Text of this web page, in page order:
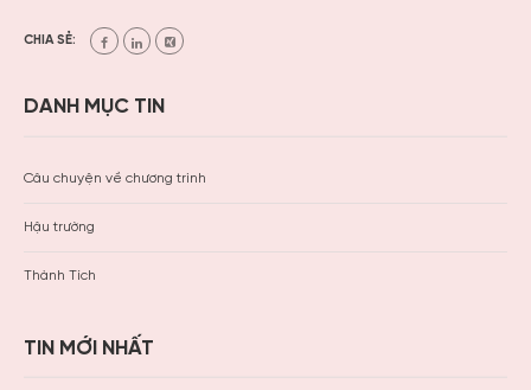
CHIA SẺ:
DANH MỤC TIN
Câu chuyện về chương trình
Hậu trường
Thành Tích
TIN MỚI NHẤT